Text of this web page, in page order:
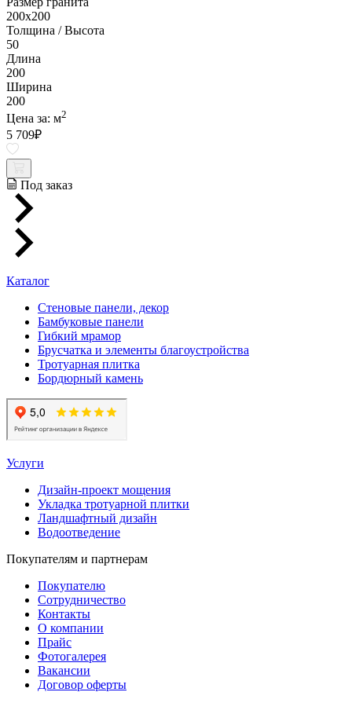
200х200
Толщина / Высота
50
Длина
200
Ширина
200
Цена за: м2
5 709₽
Под заказ
Каталог
Стеновые панели, декор
Бамбуковые панели
Гибкий мрамор
Брусчатка и элементы благоустройства
Тротуарная плитка
Бордюрный камень
Услуги
Дизайн-проект мощения
Укладка тротуарной плитки
Ландшафтный дизайн
Водоотведение
Покупателям и партнерам
Покупателю
Сотрудничество
Контакты
О компании
Прайс
Фотогалерея
Вакансии
Договор оферты